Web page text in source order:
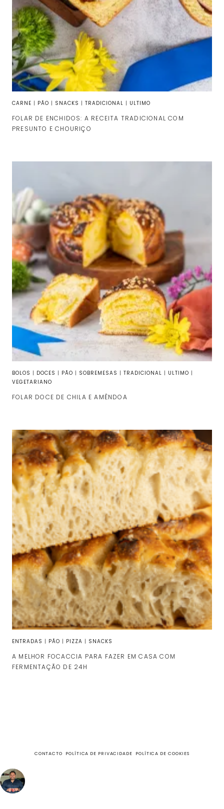
CARNE | PÃO | SNACKS | TRADICIONAL | ULTIMO
FOLAR DE ENCHIDOS: A RECEITA TRADICIONAL COM
PRESUNTO E CHOURIÇO
BOLOS | DOCES | PÃO | SOBREMESAS | TRADICIONAL | ULTIMO |
VEGETARIANO
FOLAR DOCE DE CHILA E AMÊNDOA
ENTRADAS | PÃO | PIZZA | SNACKS
A MELHOR FOCACCIA PARA FAZER EM CASA COM
FERMENTAÇÃO DE 24H
CONTACTO POLÍTICA DE PRIVACIDADE POLÍTICA DE COOKIES